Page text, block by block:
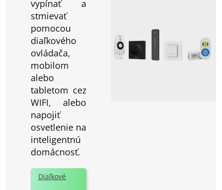
vypínať a
stmievať
pomocou
diaľkového
ovládača,
mobilom
alebo
tabletom cez
WIFI, alebo
napojiť
osvetlenie na
inteligentnú
domácnosť.
Diaľkové